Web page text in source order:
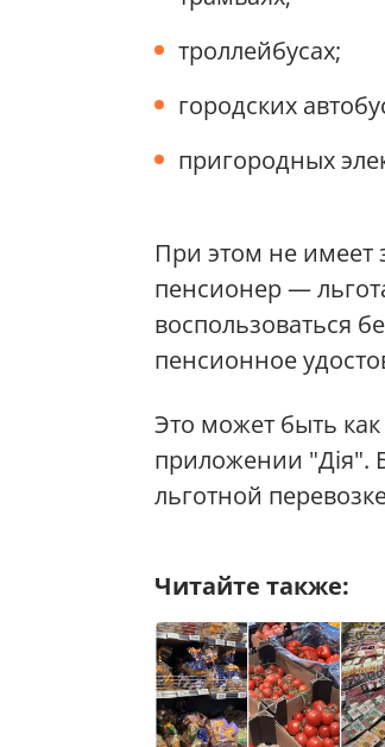
троллейбусах;
городских
пригородных
При этом не имеет
пенсионер —
воспользоваться
пенсионное
Это может быть
приложении "Дія".
льготной
Читайте также: